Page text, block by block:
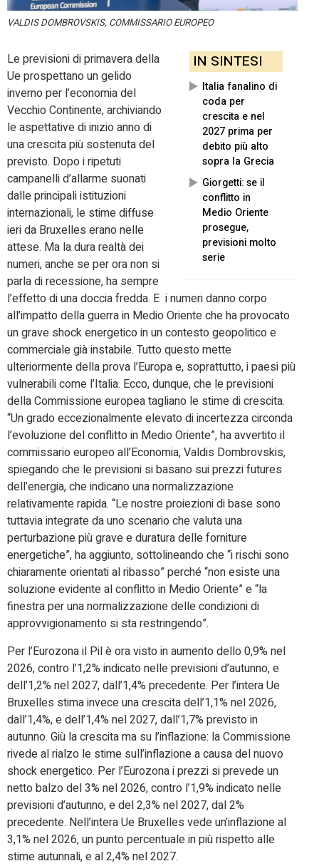
VALDIS DOMBROVSKIS, COMMISSARIO EUROPEO
IN SINTESI
Italia fanalino di
coda per
crescita e nel
2027 prima per
debito più alto
sopra la Grecia
Giorgetti: se il
conflitto in
Medio Oriente
prosegue,
previsioni molto
serie
Le previsioni di primavera della
Ue prospettano un gelido
inverno per l’economia del
Vecchio Continente, archiviando
le aspettative di inizio anno di
una crescita più sostenuta del
previsto. Dopo i ripetuti
campanelli d’allarme suonati
dalle principali istituzioni
internazionali, le stime diffuse
ieri da Bruxelles erano nelle
attese. Ma la dura realtà dei
numeri, anche se per ora non si
parla di recessione, ha sempre
l’effetto di una doccia fredda. E i numeri danno corpo
all’impatto della guerra in Medio Oriente che ha provocato
un grave shock energetico in un contesto geopolitico e
commerciale già instabile. Tutto questo mette
ulteriormente della prova l’Europa e, soprattutto, i paesi più
vulnerabili come l’Italia. Ecco, dunque, che le previsioni
della Commissione europea tagliano le stime di crescita.
“Un grado eccezionalmente elevato di incertezza circonda
l’evoluzione del conflitto in Medio Oriente”, ha avvertito il
commissario europeo all’Economia, Valdis Dombrovskis,
spiegando che le previsioni si basano sui prezzi futures
dell’energia, che indicano una normalizzazione
relativamente rapida. “Le nostre proiezioni di base sono
tuttavia integrate da uno scenario che valuta una
perturbazione più grave e duratura delle forniture
energetiche”, ha aggiunto, sottolineando che “i rischi sono
chiaramente orientati al ribasso” perché “non esiste una
soluzione evidente al conflitto in Medio Oriente” e “la
finestra per una normalizzazione delle condizioni di
approvvigionamento si sta restringendo”.
Per l’Eurozona il Pil è ora visto in aumento dello 0,9% nel
2026, contro l’1,2% indicato nelle previsioni d’autunno, e
dell’1,2% nel 2027, dall’1,4% precedente. Per l’intera Ue
Bruxelles stima invece una crescita dell’1,1% nel 2026,
dall’1,4%, e dell’1,4% nel 2027, dall’1,7% previsto in
autunno. Giù la crescita ma su l’inflazione: la Commissione
rivede al rialzo le stime sull’inflazione a causa del nuovo
shock energetico. Per l’Eurozona i prezzi si prevede un
netto balzo del 3% nel 2026, contro l’1,9% indicato nelle
previsioni d’autunno, e del 2,3% nel 2027, dal 2%
precedente. Nell’intera Ue Bruxelles vede un’inflazione al
3,1% nel 2026, un punto percentuale in più rispetto alle
stime autunnali, e al 2,4% nel 2027.